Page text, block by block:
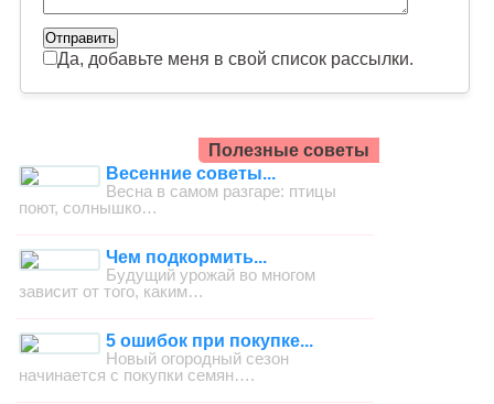
Да, добавьте меня в свой список рассылки.
Полезные советы
Весенние советы...
Весна в самом разгаре: птицы
поют, солнышко…
Чем подкормить...
Будущий урожай во многом
зависит от того, каким…
5 ошибок при покупке...
Новый огородный сезон
начинается с покупки семян….